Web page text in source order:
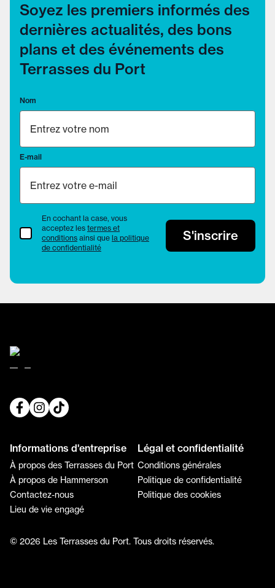
Soyez les premiers informés des
dernières actualités, des bons
plans et des événements des
Terrasses du Port
Nom
E-mail
termes et conditions
En cochant la case, vous
acceptez les termes et
conditions ainsi que la politique
de confidentialité
S'inscrire
Informations d'entreprise
À propos des Terrasses du Port
À propos de Hammerson
Contactez-nous
Lieu de vie engagé
Légal et confidentialité
Conditions générales
Politique de confidentialité
Politique des cookies
© 2026 Les Terrasses du Port. Tous droits réservés.